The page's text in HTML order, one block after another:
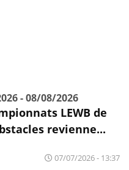
-08/08/2026
LEWB de
revienne...
07/07/2026 - 13:37